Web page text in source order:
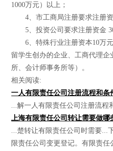
1000万元）以上；
4、市工商局注册要求注册资
5、投资公司要求注册资金
6、特殊行业注册资本10万元
留学生创办的企业、工商代理
所、会计师事务所等）。
相关阅读:
一人有限责任公司注册流程和条
...解一人有限责任公司注册流
上海有限责任公司转让需要做哪
...楚转让有限责任公司时需要
限责任公司变更登记。有限责